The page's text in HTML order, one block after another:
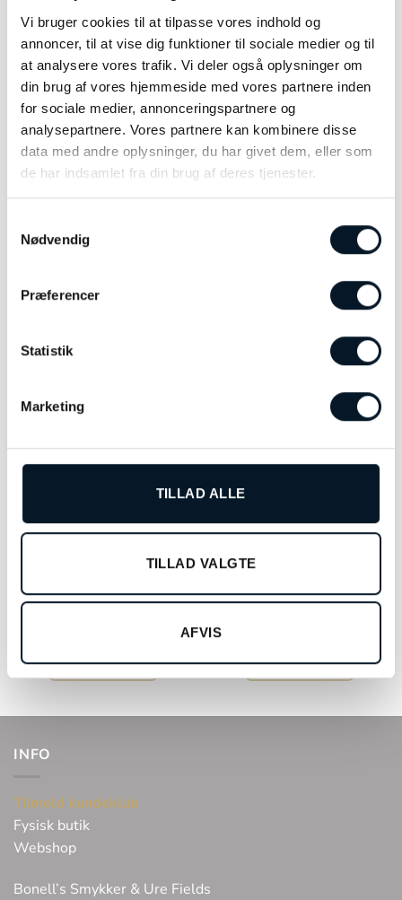
Vi bruger cookies til at tilpasse vores indhold og
annoncer, til at vise dig funktioner til sociale medier og til
at analysere vores trafik. Vi deler også oplysninger om
din brug af vores hjemmeside med vores partnere inden
for sociale medier, annonceringspartnere og
analysepartnere. Vores partnere kan kombinere disse
data med andre oplysninger, du har givet dem, eller som
de har indsamlet fra din brug af deres tjenester.
Nødvendig
Præferencer
Statistik
Marketing
TILLAD ALLE
TILLAD VALGTE
AFVIS
dykning og en aktiv livsstil – uden at gå på
kompromis med designet.
HydroConquest fås i flere størrelser og farver, så
du nemt kan finde den version, der passer
perfekt til din stil.
Et ur, der ikke bare følger tiden – men løfter dit
look.
med schweizisk kvalitet i hver eneste detalje.
RELATEREDE VARER
Festina ur – F20363/3
TILFØJ TIL KURV
Montblanc Star Legacy –
TILFØJ TIL KURV
INFO
Tilmeld kundeklub
Fysisk butik
Webshop
Bonell’s Smykker & Ure Fields